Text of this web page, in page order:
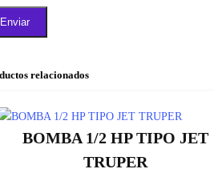
relacionados
BOMBA 1/2 HP TIPO JET
TRUPER